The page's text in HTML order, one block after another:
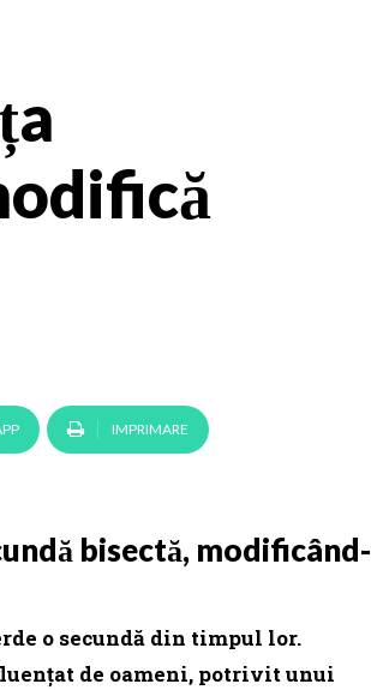
IMPRIMARE
bisectă, modificând-
o secundă din timpul lor.
de oameni, potrivit unui